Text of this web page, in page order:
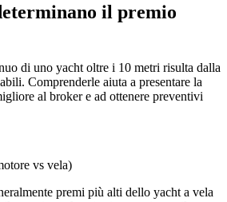
il premio
di uno yacht oltre i 10 metri risulta dalla
Comprenderle aiuta a presentare la
al broker e ad ottenere preventivi
vs vela)
premi più alti dello yacht a vela